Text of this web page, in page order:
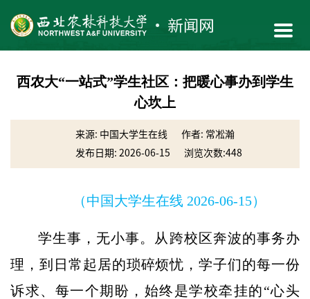
西农大“一站式”学生社区：把暖心事办到学生
心坎上
来源: 中国大学生在线
作者: 常凇瀚
发布日期: 2026-06-15
浏览次数:448
（中国大学生在线 2026-06-15）
学生事，无小事。从跨校区奔波的事务办
理，到日常起居的琐碎烦忧，学子们的每一份
诉求、每一个期盼，始终是学校牵挂的“心头